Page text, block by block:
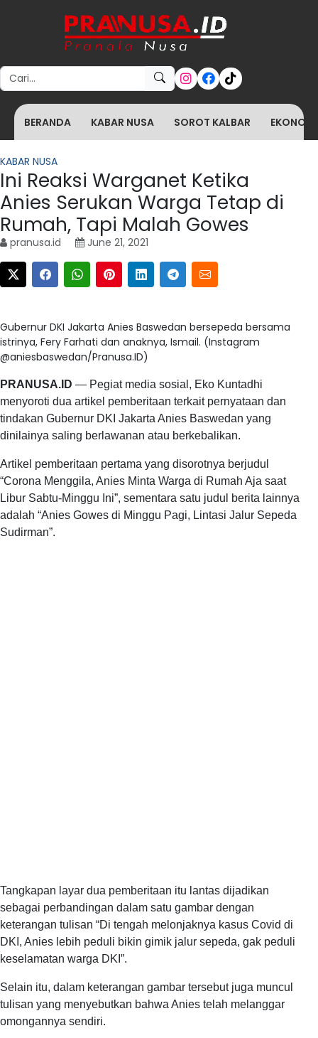
Search for:
BERANDA KABAR NUSA SOROT KALBAR
KABAR NUSA
Ini Reaksi Warganet Ketika
Anies Serukan Warga Tetap di
Rumah, Tapi Malah Gowes
pranusa.id June 21, 2021
Gubernur DKI Jakarta Anies Baswedan bersepeda bersama
istrinya, Fery Farhati dan anaknya, Ismail. (Instagram
@aniesbaswedan/Pranusa.ID)
PRANUSA.ID — Pegiat media sosial, Eko Kuntadhi
menyoroti dua artikel pemberitaan terkait pernyataan dan
tindakan Gubernur DKI Jakarta Anies Baswedan yang
dinilainya saling berlawanan atau berkebalikan.
Artikel pemberitaan pertama yang disorotnya berjudul
“Corona Menggila, Anies Minta Warga di Rumah Aja saat
Libur Sabtu-Minggu Ini”, sementara satu judul berita lainnya
adalah “Anies Gowes di Minggu Pagi, Lintasi Jalur Sepeda
Sudirman”.
Tangkapan layar dua pemberitaan itu lantas dijadikan
sebagai perbandingan dalam satu gambar dengan
keterangan tulisan “Di tengah melonjaknya kasus Covid di
DKI, Anies lebih peduli bikin gimik jalur sepeda, gak peduli
keselamatan warga DKI”.
Selain itu, dalam keterangan gambar tersebut juga muncul
tulisan yang menyebutkan bahwa Anies telah melanggar
omongannya sendiri.